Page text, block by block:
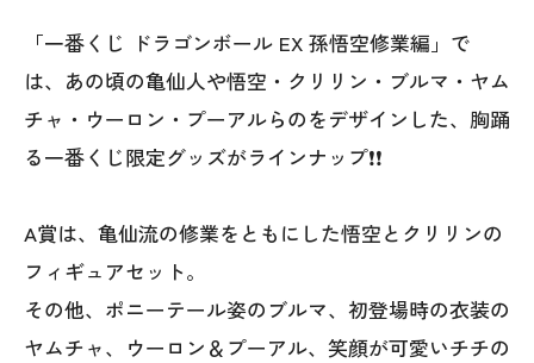
「一番くじ ドラゴンボール EX 孫悟空修業編」で
は、あの頃の亀仙人や悟空・クリリン・ブルマ・ヤム
チャ・ウーロン・プーアルらのをデザインした、胸踊
る一番くじ限定グッズがラインナップ❗❗
A賞は、亀仙流の修業をともにした悟空とクリリンの
フィギュアセット。
その他、ポニーテール姿のブルマ、初登場時の衣装の
ヤムチャ、ウーロン＆プーアル、笑顔が可愛いチチの